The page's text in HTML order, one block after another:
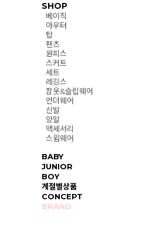
SHOP
베이직
아우터
탑
팬츠
원피스
스커트
세트
레깅스
잠옷&슬립웨어
언더웨어
신발
양말
액세서리
스윔웨어
BABY
JUNIOR
BOY
계절별상품
CONCEPT
BRAND